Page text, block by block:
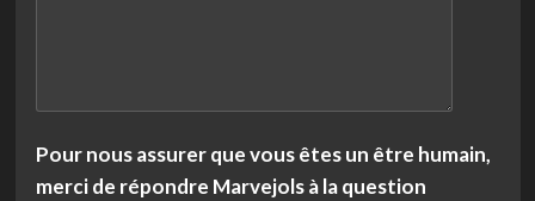
Pour nous assurer que vous êtes un être humain,
merci de répondre Marvejols à la question